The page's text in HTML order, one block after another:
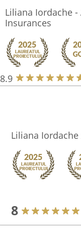
Liliana Iordache
Insurances
8.9
Liliana
8